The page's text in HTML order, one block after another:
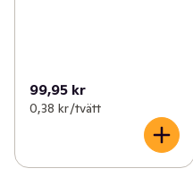
99,95 kr
0,38 kr /tvätt